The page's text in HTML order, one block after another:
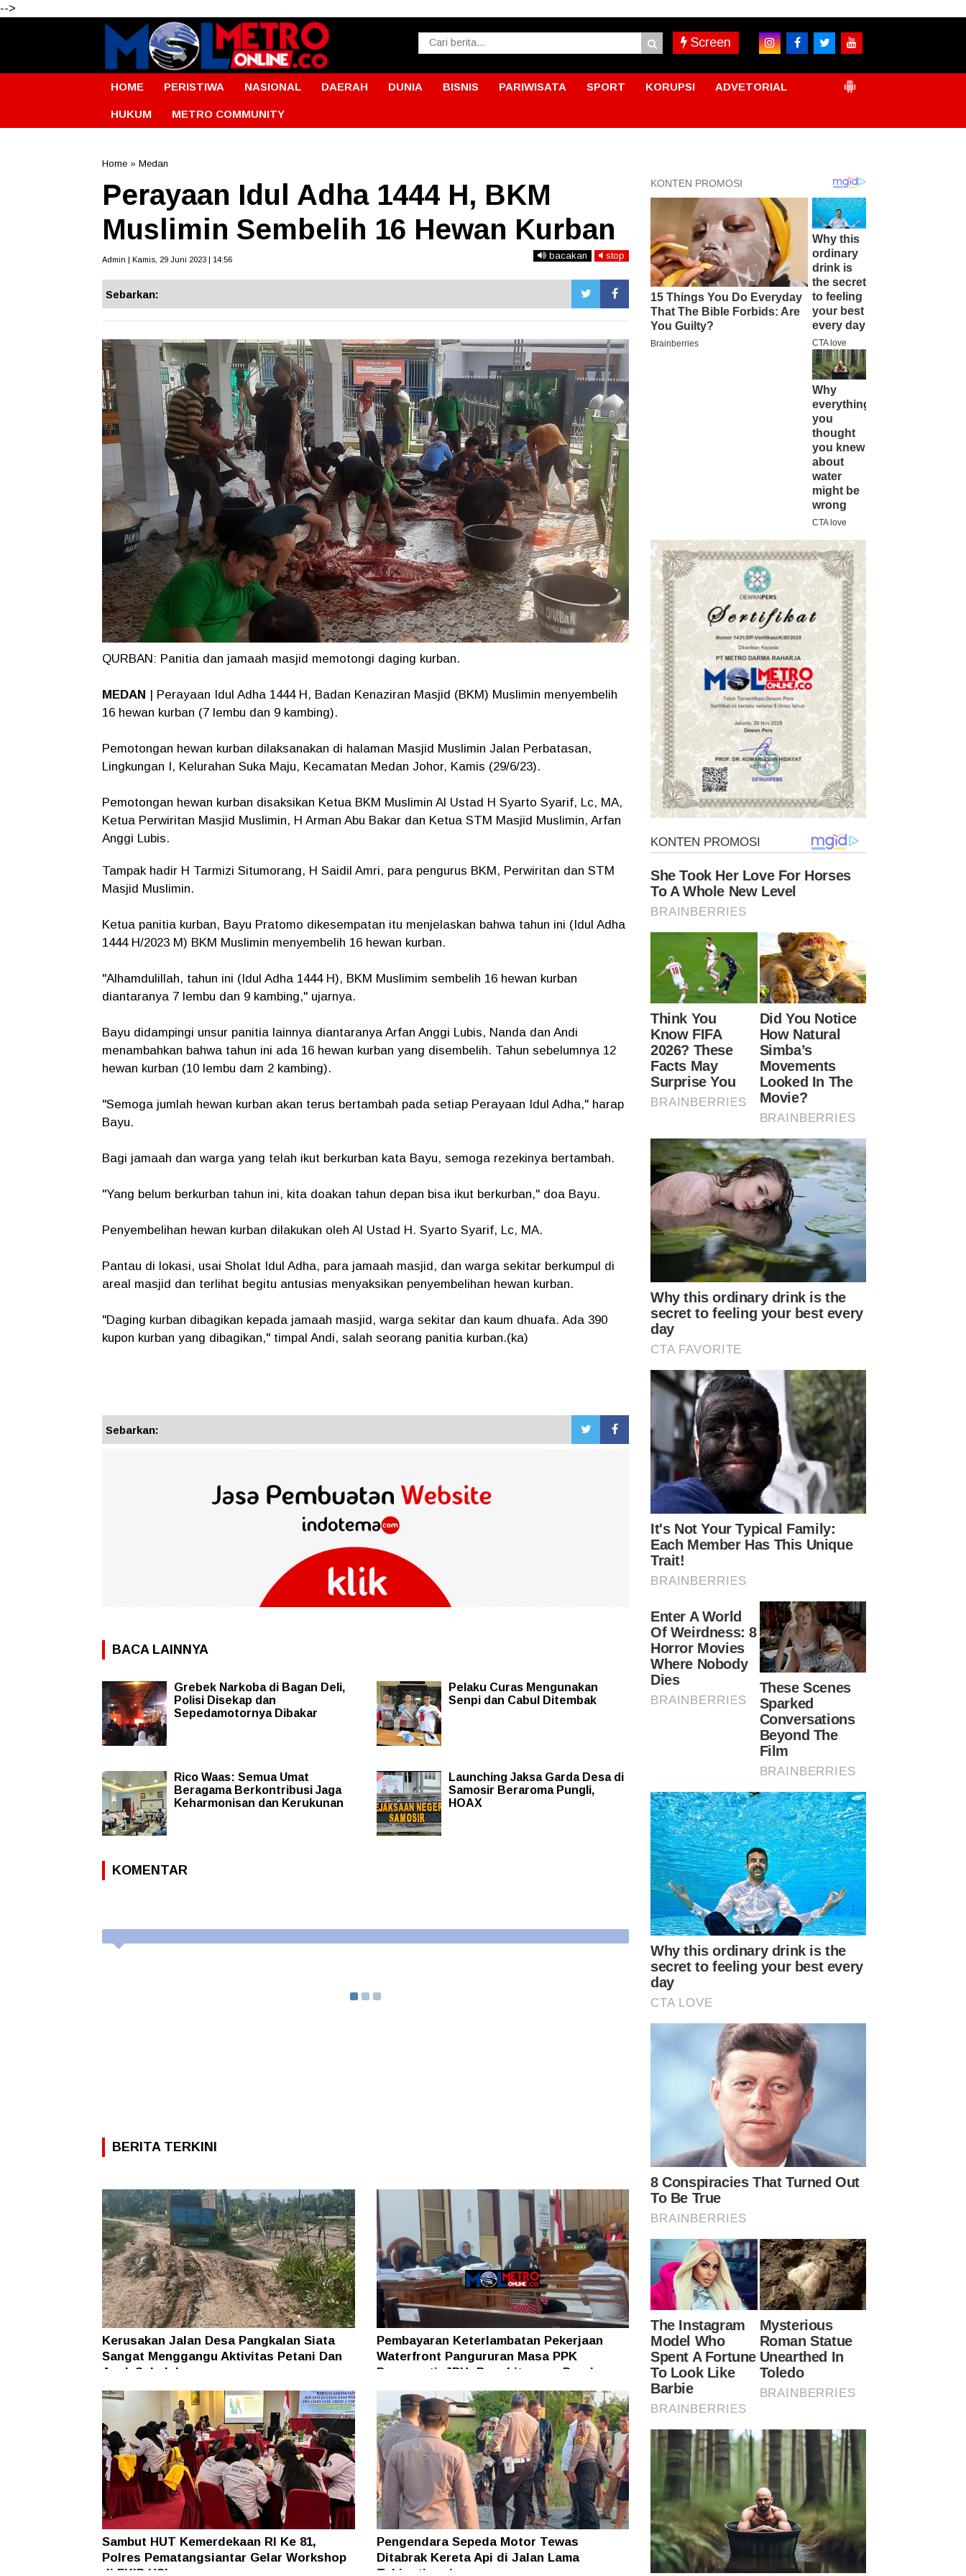
-->
Screen
HOME PERISTIWA NASIONAL DAERAH DUNIA BISNIS PARIWISATA SPORT KORUPSI ADVETORIAL
HUKUM METRO COMMUNITY
Home » Medan
Perayaan Idul Adha 1444 H, BKM
Muslimin Sembelih 16 Hewan Kurban
Admin | Kamis, 29 Juni 2023 | 14:56 bacakan stop
Sebarkan:
QURBAN: Panitia dan jamaah masjid memotongi daging kurban.
MEDAN | Perayaan Idul Adha 1444 H, Badan Kenaziran Masjid (BKM) Muslimin menyembelih
16 hewan kurban (7 lembu dan 9 kambing).
Pemotongan hewan kurban dilaksanakan di halaman Masjid Muslimin Jalan Perbatasan,
Lingkungan I, Kelurahan Suka Maju, Kecamatan Medan Johor, Kamis (29/6/23).
Pemotongan hewan kurban disaksikan Ketua BKM Muslimin Al Ustad H Syarto Syarif, Lc, MA,
Ketua Perwiritan Masjid Muslimin, H Arman Abu Bakar dan Ketua STM Masjid Muslimin, Arfan
Anggi Lubis.
Tampak hadir H Tarmizi Situmorang, H Saidil Amri, para pengurus BKM, Perwiritan dan STM
Masjid Muslimin.
Ketua panitia kurban, Bayu Pratomo dikesempatan itu menjelaskan bahwa tahun ini (Idul Adha
1444 H/2023 M) BKM Muslimin menyembelih 16 hewan kurban.
"Alhamdulillah, tahun ini (Idul Adha 1444 H), BKM Muslimim sembelih 16 hewan kurban
diantaranya 7 lembu dan 9 kambing," ujarnya.
Bayu didampingi unsur panitia lainnya diantaranya Arfan Anggi Lubis, Nanda dan Andi
menambahkan bahwa tahun ini ada 16 hewan kurban yang disembelih. Tahun sebelumnya 12
hewan kurban (10 lembu dam 2 kambing).
"Semoga jumlah hewan kurban akan terus bertambah pada setiap Perayaan Idul Adha," harap
Bayu.
Bagi jamaah dan warga yang telah ikut berkurban kata Bayu, semoga rezekinya bertambah.
"Yang belum berkurban tahun ini, kita doakan tahun depan bisa ikut berkurban," doa Bayu.
Penyembelihan hewan kurban dilakukan oleh Al Ustad H. Syarto Syarif, Lc, MA.
Pantau di lokasi, usai Sholat Idul Adha, para jamaah masjid, dan warga sekitar berkumpul di
areal masjid dan terlihat begitu antusias menyaksikan penyembelihan hewan kurban.
"Daging kurban dibagikan kepada jamaah masjid, warga sekitar dan kaum dhuafa. Ada 390
kupon kurban yang dibagikan," timpal Andi, salah seorang panitia kurban.(ka)
Sebarkan:
BACA LAINNYA
Grebek Narkoba di Bagan Deli,
Polisi Disekap dan
Sepedamotornya Dibakar
Pelaku Curas Mengunakan
Senpi dan Cabul Ditembak
Rico Waas: Semua Umat
Beragama Berkontribusi Jaga
Keharmonisan dan Kerukunan
Launching Jaksa Garda Desa di
Samosir Beraroma Pungli,
HOAX
KOMENTAR
BERITA TERKINI
Kerusakan Jalan Desa Pangkalan Siata
Sangat Menggangu Aktivitas Petani Dan
Anak Sekolah
Pembayaran Keterlambatan Pekerjaan
Waterfront Pangururan Masa PPK
Pengganti, JPU: Penghitungan Denda
Berdasarkan MC
Sambut HUT Kemerdekaan RI Ke 81,
Polres Pematangsiantar Gelar Workshop
Pengendara Sepeda Motor Tewas
Ditabrak Kereta Api di Jalan Lama